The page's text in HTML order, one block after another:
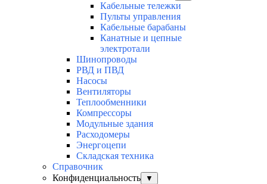
Кабельные тележки
Пульты управления
Кабельные барабаны
Канатные и цепные
электротали
Шинопроводы
РВД и ПВД
Насосы
Вентиляторы
Теплообменники
Компрессоры
Модульные здания
Расходомеры
Энергоцепи
Складская техника
Справочник
Конфиденциальность
▼